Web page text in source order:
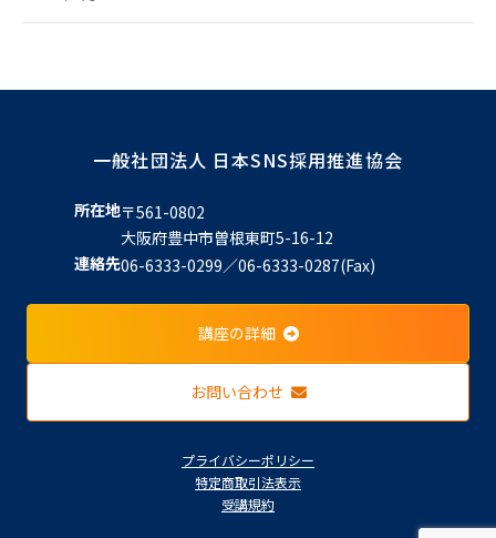
一般社団法人 日本SNS採用推進協会
所在地〒561-0802
大阪府豊中市曽根東町5-16-12
連絡先06-6333-0299／06-6333-0287(Fax)
講座の詳細
お問い合わせ
プライバシーポリシー
特定商取引法表示
受講規約